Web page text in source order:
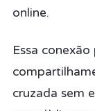
online.
Essa
cruzada sem